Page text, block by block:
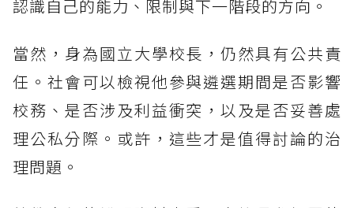
認識自己的能力、限制與下一階段的方向。
當然，身為國立大學校長，仍然具有公共責
任。社會可以檢視他參與遴選期間是否影響
校務、是否涉及利益衝突，以及是否妥善處
理公私分際。或許，這些才是值得討論的治
理問題。